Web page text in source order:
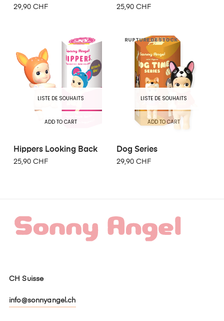
Series
29,90 CHF 25,90 CHF
LISTE DE SOUHAITS
ADD TO CART
Hippers Looking Back
25,90 CHF
RUPTURE DE STOCK
LISTE DE SOUHAITS
ADD TO CART
Dog Series
29,90 CHF
CH Suisse
info@sonnyangel.ch